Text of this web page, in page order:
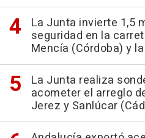
La Junta invierte 1,5
seguridad en la
Mencía (Córdoba) y
La Junta realiza
acometer el arreglo
Jerez y Sanlúcar